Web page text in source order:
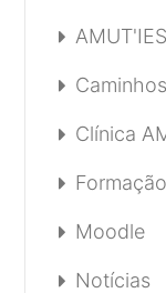
Clínica
Moodle
Notícias